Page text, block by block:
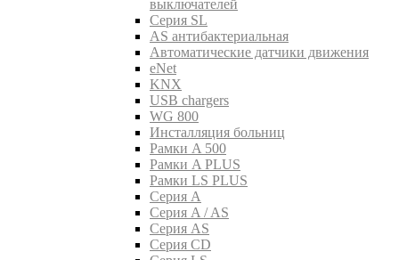
выключателей
Серия SL
AS антибактериальная
Aвтоматические датчики движения
eNet
KNX
USB chargers
WG 800
Инсталляция больниц
Рамки A 500
Рамки A PLUS
Рамки LS PLUS
Серия A
Серия A / AS
Серия AS
Серия CD